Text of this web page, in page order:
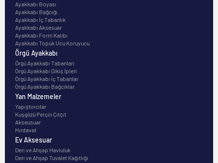
Ayakkabı Boyası
Ayakkabı Bağcığı
Ayakkabı İç Tabanlık
Ayakkabı Aksesuar
Ayakkabı Form Kalıbı
Ayakkabı Topuk Ucu Koruyucu
Örgü Ayakkabı
Örgü Ayakkabı Tabanları
Örgü Ayakkabı Dikiş İpleri
Örgü Ayakkabı İç Tabanlar
Örgü Ayakkabı Bağcıklar
Yan Malzemeler
Yapıştırıcılar
Kuşgözü Perçin Çıtçıt
Akseusuar
Hırdavat
Ev Aksesuar
Deri ve Ahşap Havluluk
Deri ve Ahşap Tuvalet Kağıtlığı